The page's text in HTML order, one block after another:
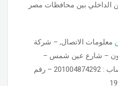
الداخلي بين محافظات مصر
معلومات الاتصال, – شركة
– شارع عين شمس –
القاهرة تلفون – واتساب : 201004874292 – رقم